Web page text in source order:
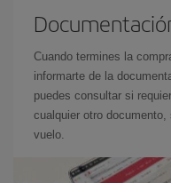
Cuando termines la
informarte de la
puedes consultar si
cualquier otro
vuelo.